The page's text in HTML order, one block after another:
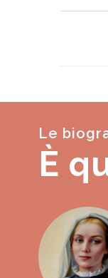
Le
È